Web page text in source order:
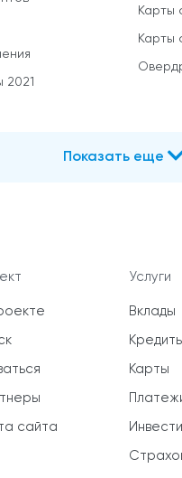
2021
Карты
Карты
Показать еще
сайта
Услуги
Вклады
Карты